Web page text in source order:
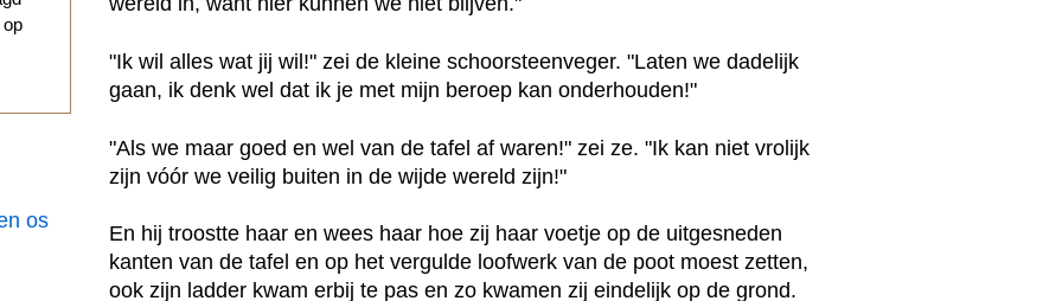
op
os
"Ik wil alles wat jij wil!" zei de kleine schoorsteenveger. "Laten we dadelijk
gaan, ik denk wel dat ik je met mijn beroep kan onderhouden!"
"Als we maar goed en wel van de tafel af waren!" zei ze. "Ik kan niet vrolijk
zijn vóór we veilig buiten in de wijde wereld zijn!"
En hij troostte haar en wees haar hoe zij haar voetje op de uitgesneden
kanten van de tafel en op het vergulde loofwerk van de poot moest zetten,
ook zijn ladder kwam erbij te pas en zo kwamen zij eindelijk op de grond.